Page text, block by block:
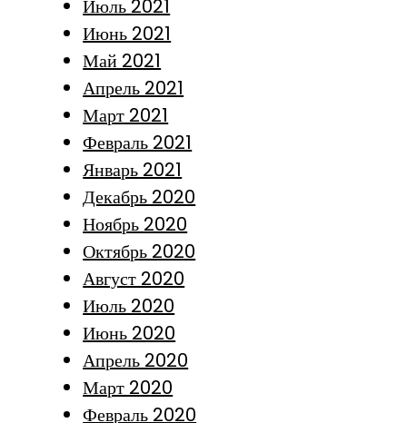
Июль 2021
Июнь 2021
Май 2021
Апрель 2021
Март 2021
Февраль 2021
Январь 2021
Декабрь 2020
Ноябрь 2020
Октябрь 2020
Август 2020
Июль 2020
Июнь 2020
Апрель 2020
Март 2020
Февраль 2020